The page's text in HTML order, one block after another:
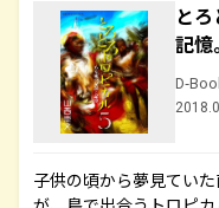
と
記
D-
子供の頃から夢見てい